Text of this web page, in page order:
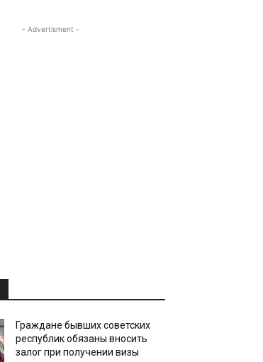
- Advertisment -
Граждане бывших советских
республик обязаны вносить
залог при получении визы